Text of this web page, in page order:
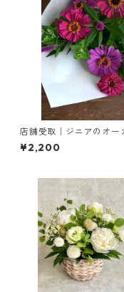
店舗受取｜ジニアのオー
ックブーケ
¥2,200